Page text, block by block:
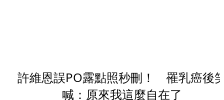
許維恩誤PO露點照秒刪！ 罹乳癌後
喊：原來我這麼自在了